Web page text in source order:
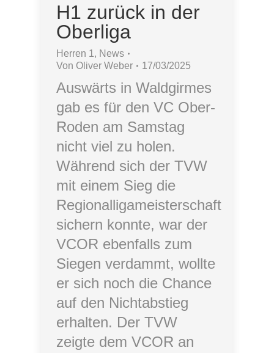
H1 zurück in der
Oberliga
Herren 1 , News
Von Oliver Weber 17/03/2025
Auswärts in Waldgirmes
gab es für den VC Ober-
Roden am Samstag
nicht viel zu holen.
Während sich der TVW
mit einem Sieg die
Regionalligameisterschaft
sichern konnte, war der
VCOR ebenfalls zum
Siegen verdammt, wollte
er sich noch die Chance
auf den Nichtabstieg
erhalten. Der TVW
zeigte dem VCOR an